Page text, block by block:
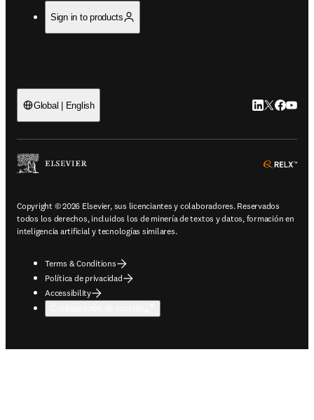
Sign in to products
Global | English LinkedIn se
Twitter se
Copyright © 2026 Elsevier, sus licenciantes y colaboradores. Reservados
todos los derechos, incluidos los de minería de textos y datos, formación en
inteligencia artificial y tecnologías similares.
Terms & Conditions
Política de privacidad
Accessibility